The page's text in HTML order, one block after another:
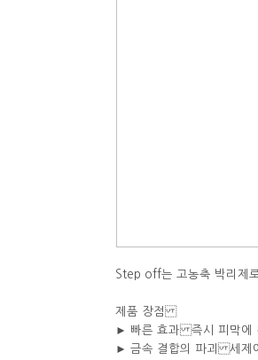
Step off는 고농축 박리
제품 장점
► 빠른 효과 즉시 피막에
► 금속 결합의 파괴 세제